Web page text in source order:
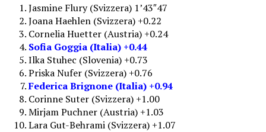
Jasmine Flury (Svizzera) 1’43″47
Joana Haehlen (Svizzera) +0.22
Cornelia Huetter (Austria) +0.24
Sofia Goggia (Italia) +0.44
Ilka Stuhec (Slovenia) +0.73
Priska Nufer (Svizzera) +0.76
Federica Brignone (Italia) +0.94
Corinne Suter (Svizzera) +1.00
Mirjam Puchner (Austria) +1.03
Lara Gut-Behrami (Svizzera) +1.07